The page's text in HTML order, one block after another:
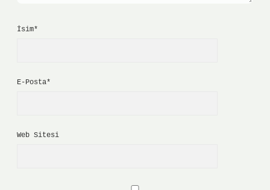
İsim*
E-Posta*
Web Sitesi